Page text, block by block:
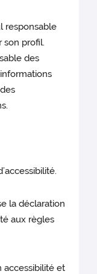
responsable
son profil.
des
la déclaration
aux règles
accessibilité et